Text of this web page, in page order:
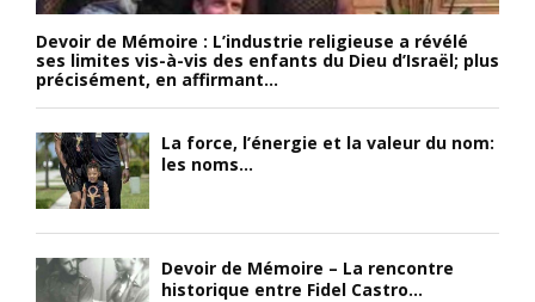
Devoir de Mémoire : L’industrie religieuse a révélé
ses limites vis-à-vis des enfants du Dieu d’Israël; plus
précisément, en affirmant...
La force, l’énergie et la valeur du nom:
les noms...
Devoir de Mémoire – La rencontre
historique entre Fidel Castro...